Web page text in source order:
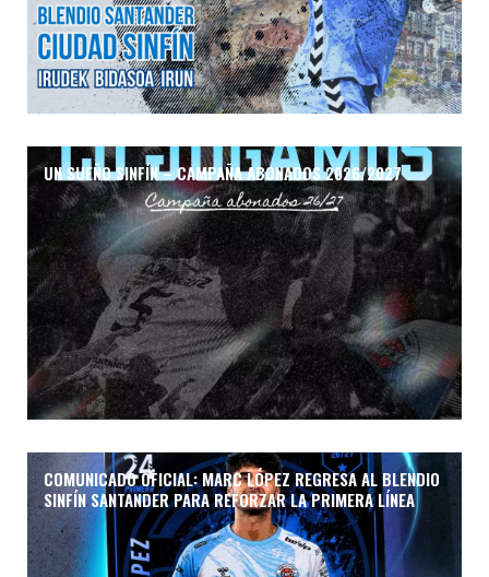
UN SUEÑO SINFÍN – CAMPAÑA ABONADOS 2026/2027
COMUNICADO OFICIAL: MARC LÓPEZ REGRESA AL BLENDIO
SINFÍN SANTANDER PARA REFORZAR LA PRIMERA LÍNEA